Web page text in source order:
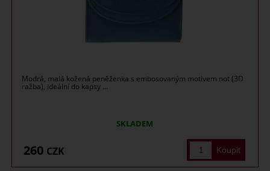
Modrá, malá kožená peněženka s embosovaným motivem not (3D
ražba), ideální do kapsy ...
SKLADEM
260 CZK